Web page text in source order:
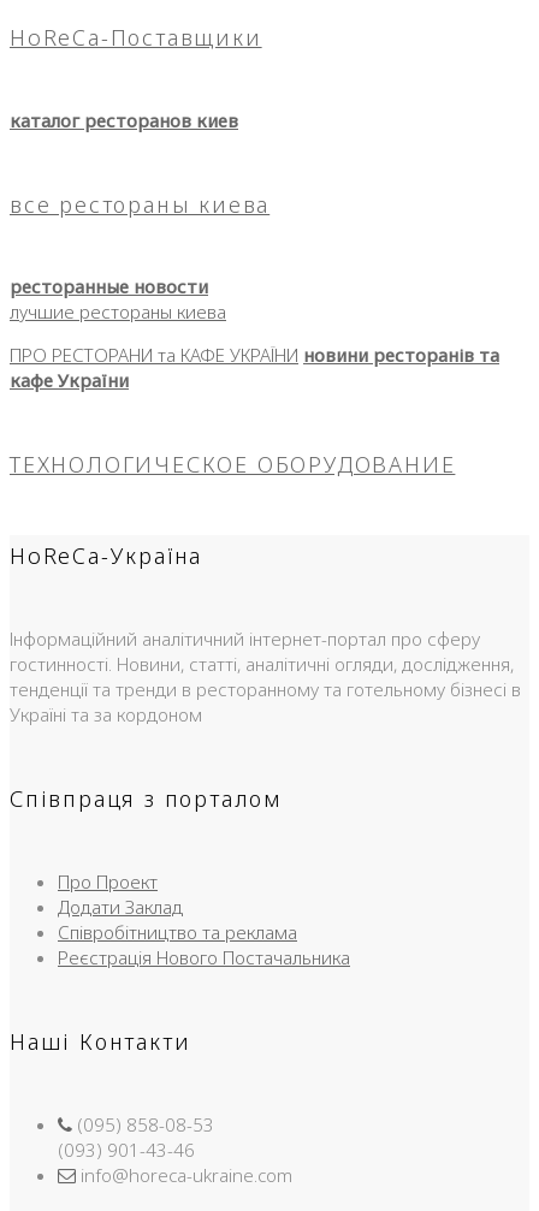
HoReCa-Поставщики
каталог ресторанов киев
все рестораны киева
ресторанные новости
лучшие рестораны киева
ПРО РЕСТОРАНИ та КАФЕ УКРАЇНИ новини ресторанів та
кафе України
ТЕХНОЛОГИЧЕСКОЕ ОБОРУДОВАНИЕ
HoReCa-Україна
Інформаційний аналітичний інтернет-портал про сферу
гостинності. Новини, статті, аналітичні огляди, дослідження,
тенденції та тренди в ресторанному та готельному бізнесі в
Україні та за кордоном
Співпраця з порталом
Про Проект
Додати Заклад
Співробітництво та реклама
Реєстрація Нового Постачальника
Наші Контакти
(095) 858-08-53
(093) 901-43-46
info@horeca-ukraine.com